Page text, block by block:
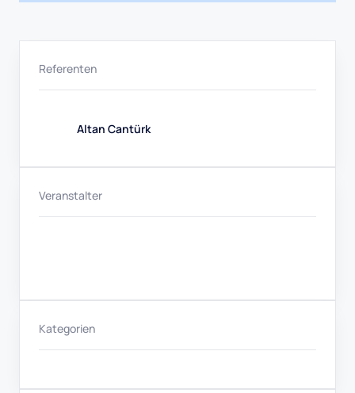
Referenten
Altan Cantürk
Veranstalter
Kategorien